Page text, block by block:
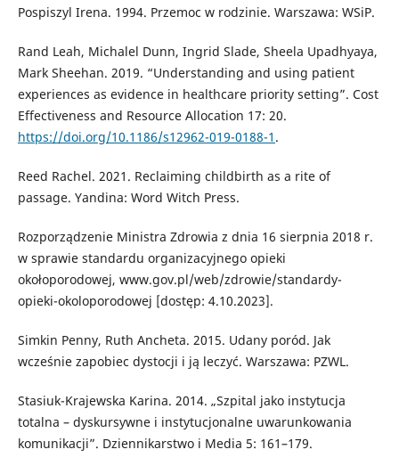
Pospiszyl Irena. 1994. Przemoc w rodzinie. Warszawa: WSiP.
Rand Leah, Michalel Dunn, Ingrid Slade, Sheela Upadhyaya,
Mark Sheehan. 2019. “Understanding and using patient
experiences as evidence in healthcare priority setting”. Cost
Effectiveness and Resource Allocation 17: 20.
https://doi.org/10.1186/s12962-019-0188-1 .
Reed Rachel. 2021. Reclaiming childbirth as a rite of
passage. Yandina: Word Witch Press.
Rozporządzenie Ministra Zdrowia z dnia 16 sierpnia 2018 r.
w sprawie standardu organizacyjnego opieki
okołoporodowej, www.gov.pl/web/zdrowie/standardy-
opieki-okoloporodowej [dostęp: 4.10.2023].
Simkin Penny, Ruth Ancheta. 2015. Udany poród. Jak
wcześnie zapobiec dystocji i ją leczyć. Warszawa: PZWL.
Stasiuk-Krajewska Karina. 2014. „Szpital jako instytucja
totalna – dyskursywne i instytucjonalne uwarunkowania
komunikacji”. Dziennikarstwo i Media 5: 161–179.